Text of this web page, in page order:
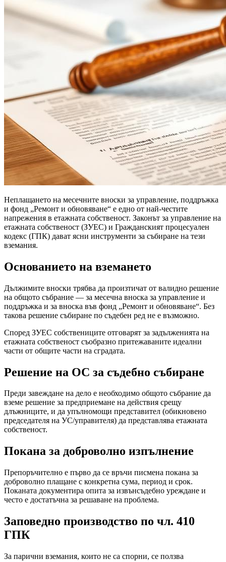
Неплащането на месечните вноски за управление, поддръжка
и фонд „Ремонт и обновяване“ е едно от най-честите
напрежения в етажната собственост. Законът за управление на
етажната собственост (ЗУЕС) и Гражданският процесуален
кодекс (ГПК) дават ясни инструменти за събиране на тези
вземания.
Основанието на вземането
Дължимите вноски трябва да произтичат от валидно решение
на общото събрание — за месечна вноска за управление и
поддръжка и за вноска във фонд „Ремонт и обновяване“. Без
такова решение събиране по съдебен ред не е възможно.
Според ЗУЕС собствениците отговарят за задълженията на
етажната собственост съобразно притежаваните идеални
части от общите части на сградата.
Решение на ОС за съдебно събиране
Преди завеждане на дело е необходимо общото събрание да
вземе решение за предприемане на действия срещу
длъжниците, и да упълномощи представител (обикновено
председателя на УС/управителя) да представлява етажната
собственост.
Покана за доброволно изпълнение
Препоръчително е първо да се връчи писмена покана за
доброволно плащане с конкретна сума, период и срок.
Поканата документира опита за извънсъдебно уреждане и
често е достатъчна за решаване на проблема.
Заповедно производство по чл. 410
ГПК
За парични вземания, които не са спорни, се ползва